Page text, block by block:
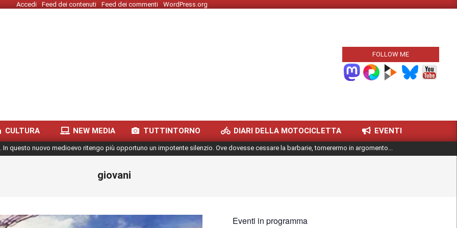
Accedi Feed dei contenuti Feed dei commenti WordPress.org
FOLLOW ME
CULTURA NEW MEDIA TUTTINTORNO DIARI DELLA MOTOCICLETTA EVENTI
questo nuovo medioevo ritengo più opportuno un impotente silenzio. Ove dovesse cessare la barbarie, tornerermo in argomento...
giovani
Eventi in programma